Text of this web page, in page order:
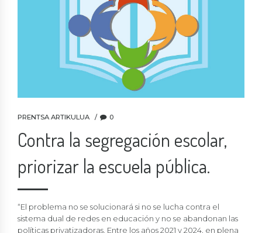
PRENTSA ARTIKULUA 0
Contra la segregación escolar,
priorizar la escuela pública.
“El problema no se solucionará si no se lucha contra el
sistema dual de redes en educación y no se abandonan las
políticas privatizadoras. Entre los años 2021 y 2024, en plena